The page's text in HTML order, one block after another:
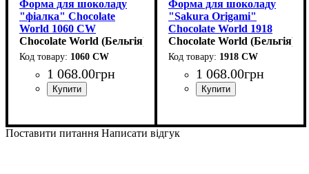
Форма для шоколаду
"фіалка" Chocolate
World 1060 CW
(d40/38мм,h12мм)
Chocolate World (Бельгія)
1060 CW
1 068.00грн
Форма для шоколаду
"Sakura Origami"
Chocolate World 1918
CW (d31мм,h15мм,9.5гр)
Chocolate World (Бельгія)
1918 CW
1 068.00грн
Поставити питання Написати відгук